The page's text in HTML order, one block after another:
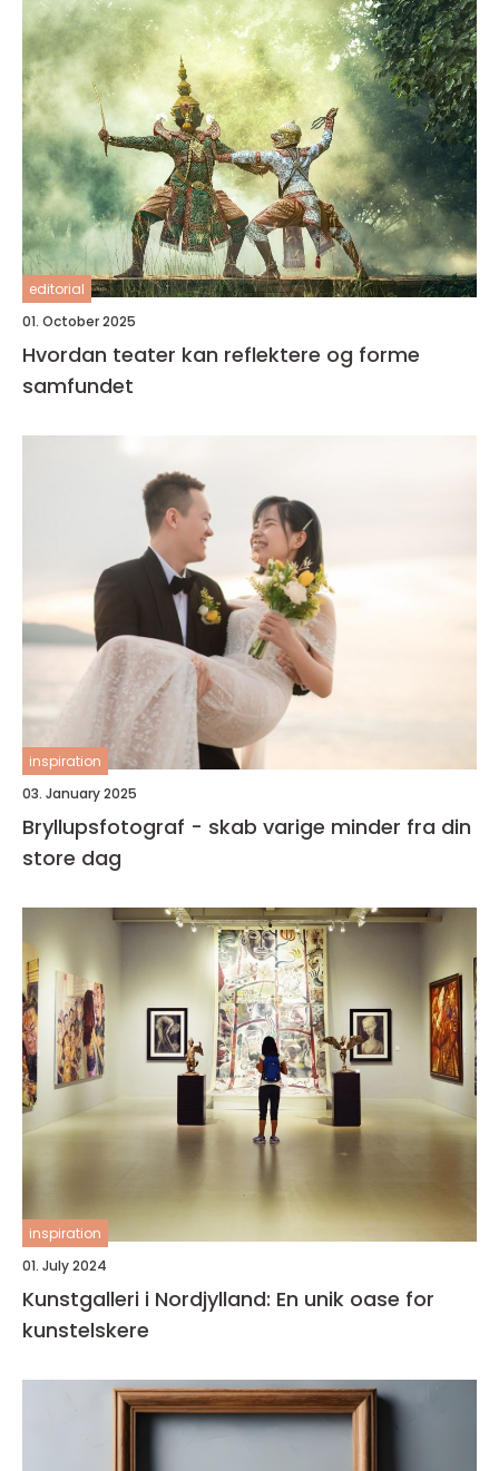
editorial
01. October 2025
Hvordan teater kan reflektere og forme
samfundet
inspiration
03. January 2025
Bryllupsfotograf - skab varige minder fra din
store dag
inspiration
01. July 2024
Kunstgalleri i Nordjylland: En unik oase for
kunstelskere